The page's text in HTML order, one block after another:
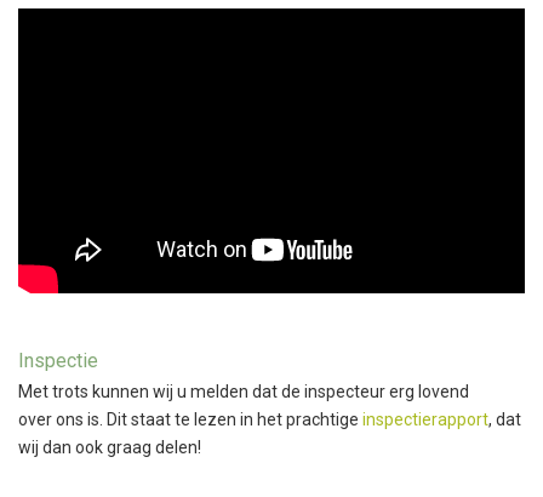
Inspectie
Met trots kunnen wij u melden dat de inspecteur erg lovend
over ons is. Dit staat te lezen in het prachtige inspectierapport, dat
wij dan ook graag delen!